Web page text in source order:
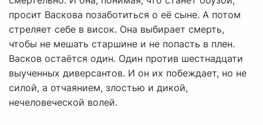
просит Васкова позаботиться о её сыне. А потом
стреляет себе в висок. Она выбирает смерть,
чтобы не мешать старшине и не попасть в плен.
Васков остаётся один. Один против шестнадцати
выученных диверсантов. И он их побеждает, но не
силой, а отчаянием, злостью и дикой,
нечеловеческой волей.